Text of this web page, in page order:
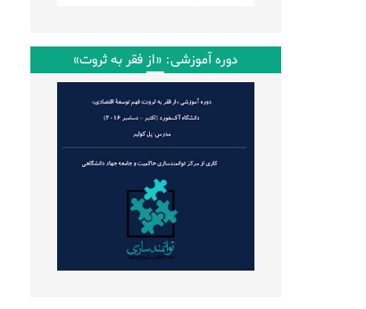
دوره آموزشی: «از فقر به ثروت»